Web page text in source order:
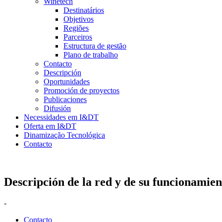
Destinatários
Objetivos
Regiões
Parceiros
Estructura de gestão
Plano de trabalho
Contacto
Descripción
Oportunidades
Promoción de proyectos
Publicaciones
Difusión
Necessidades em I&DT
Oferta em I&DT
Dinamização Tecnológica
Contacto
Descripción de la red y de su
-
Contacto